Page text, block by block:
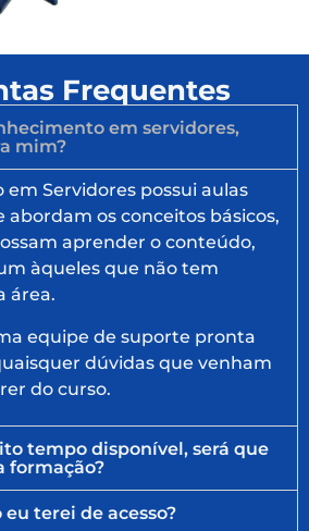
Frequentes
em servidores,
mim?
Servidores possui aulas
os conceitos básicos,
aprender o conteúdo,
àqueles que não tem
área.
equipe de suporte pronta
dúvidas que venham
do curso.
tempo disponível, será que
formação?
terei de acesso?